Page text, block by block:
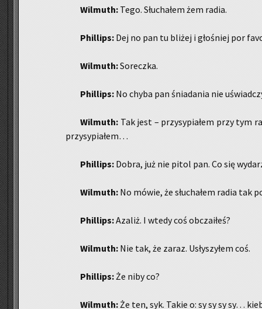
Wil­muth: Tego. Słu­cha­łem żem radia.
Phil­lips: Dej no pan tu bli­żej i gło­śniej por
Wil­muth:So­recz­ka.
Phil­lips: No chyba pan śnia­da­nia nie
Wil­muth: Tak jest – przy­sy­pia­łem przy tym
przy­sy­pia­łem…
Phil­lips: Dobra, już nie pitol pan. Co się
Wil­muth: No mówie, że słu­cha­łem radia tak
Phil­lips:Aza­liż. I wtedy coś ob­cza­iłeś?
Wil­muth: Nie tak, że zaraz. Usły­szy­łem coś.
Phil­lips:Że niby co?
Wil­muth:Że ten, syk. Takie o: sy sy sy sy…